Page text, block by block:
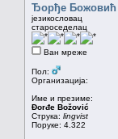
Ђорђе Божовић
језикословац
староседелац
Ван мреже
Пол:
Организација:
Име и презиме:
Đorđe Božović
Струка: lingvist
Поруке: 4.322